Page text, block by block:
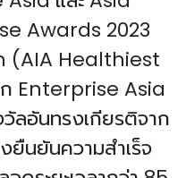
Awards 2023
(AIA Healthiest
Enterprise Asia
ลอันทรงเกียรติจาก
ยืนยันความสำเร็จ